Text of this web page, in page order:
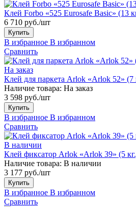
Клей Forbo «525 Eurosafe Basic» (13
6 710 руб./шт
Купить
В избранное В избранном
Сравнить
На заказ
Клей для паркета Arlok «Arlok 52» (7
Наличие товара: На заказ
3 598 руб./шт
Купить
В избранное В избранном
Сравнить
В наличии
Клей фиксатор Arlok «Arlok 39» (5
Наличие товара: В наличии
3 177 руб./шт
Купить
В избранное В избранном
Сравнить